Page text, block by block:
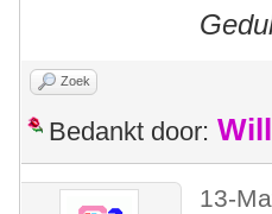
Zoek
Bedankt door:
13-